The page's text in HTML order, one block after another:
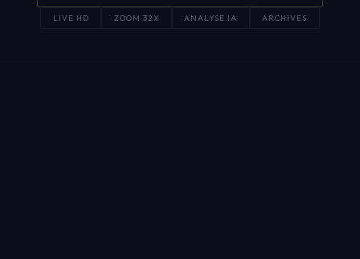
LIVE HD ZOOM 32X ANALYSE IA ARCHIVES